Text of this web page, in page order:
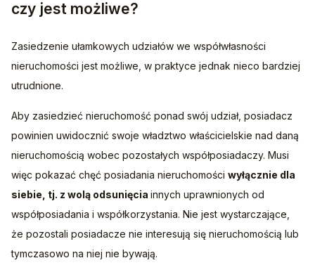
czy jest możliwe?
Zasiedzenie ułamkowych udziałów we współwłasności
nieruchomości jest możliwe, w praktyce jednak nieco bardziej
utrudnione.
Aby zasiedzieć nieruchomość ponad swój udział, posiadacz
powinien uwidocznić swoje władztwo właścicielskie nad daną
nieruchomością wobec pozostałych współposiadaczy. Musi
więc pokazać chęć posiadania nieruchomości wyłącznie dla
siebie, tj. z wolą odsunięcia innych uprawnionych od
współposiadania i współkorzystania. Nie jest wystarczające,
że pozostali posiadacze nie interesują się nieruchomością lub
tymczasowo na niej nie bywają.